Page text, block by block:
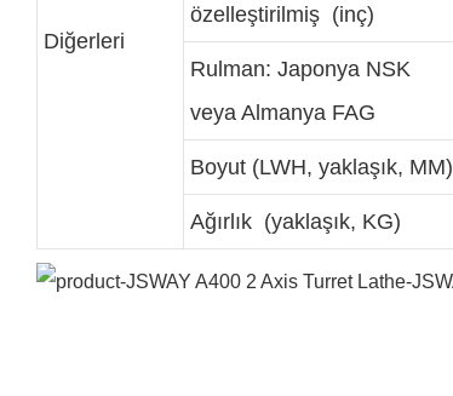
Diğerleri
özelleştirilmiş (inç)
Rulman: Japonya NSK
veya Almanya FAG
Boyut (LWH, yaklaşık, MM)
Ağırlık (yaklaşık, KG)